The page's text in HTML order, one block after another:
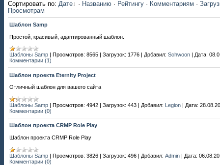
Сортировать по: Дате · Названию · Рейтингу · Комментариям ·
Просмотрам
Шаблон Samp
Простой, красивый, адаптированный шаблон.
Шаблоны Samp Просмотров: 8565 Загрузок: 1776 Добавил: Schwoon Дата:
Комментарии (1)
Шаблон проекта Eternity Project
Отличный шаблон для вашего сайта
Шаблоны Samp | Просмотров: 4942 | Загрузок: 443 | Добавил: Legion | Дата:
Комментарии (0)
Шаблон проекта CRMP Role Play
Шаблон проекта CRMP Role Play
Шаблоны Samp | Просмотров: 3826 | Загрузок: 496 | Добавил: Admin | Дата:
Комментарии (0)